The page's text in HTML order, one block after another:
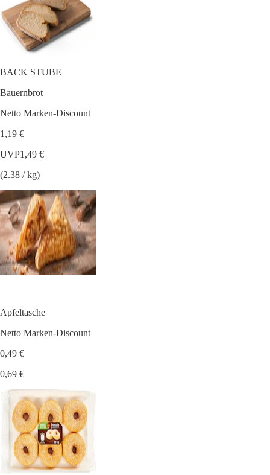
BACK STUBE
Bauernbrot
Netto Marken-Discount
1,19 €
UVP1,49 €
(2.38 / kg)
Apfeltasche
Netto Marken-Discount
0,49 €
0,69 €